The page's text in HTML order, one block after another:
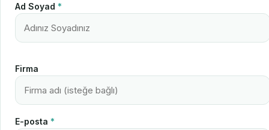
Ad Soyad *
Firma
E-posta *